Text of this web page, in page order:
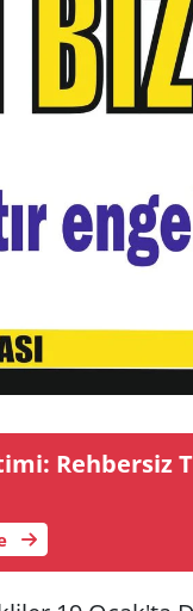
Reh­ber­siz